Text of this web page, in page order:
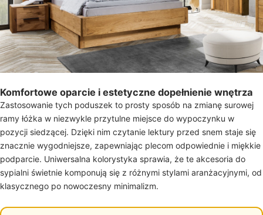
Komfortowe oparcie i estetyczne dopełnienie wnętrza
Zastosowanie tych poduszek to prosty sposób na zmianę surowej
ramy łóżka w niezwykle przytulne miejsce do wypoczynku w
pozycji siedzącej. Dzięki nim czytanie lektury przed snem staje się
znacznie wygodniejsze, zapewniając plecom odpowiednie i miękkie
podparcie. Uniwersalna kolorystyka sprawia, że te akcesoria do
sypialni świetnie komponują się z różnymi stylami aranżacyjnymi, od
klasycznego po nowoczesny minimalizm.